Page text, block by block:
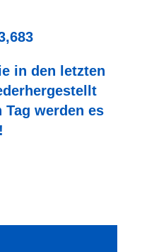
in den letzten
werden es